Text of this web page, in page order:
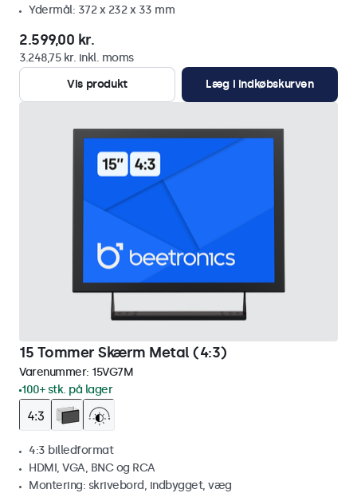
Ydermål: 372 x 232 x 33 mm
2.599,00 kr.
3.248,75 kr. inkl. moms
Vis produkt
Læg i indkøbskurven
15 Tommer Skærm Metal (4:3)
Varenummer: 15VG7M
100+ stk. på lager
4:3 billedformat
HDMI, VGA, BNC og RCA
Montering: skrivebord, indbygget, væg